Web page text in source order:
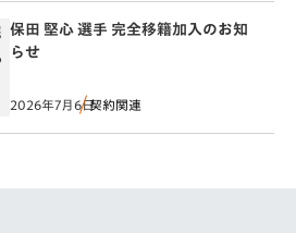
保田 堅心 選手 完全移籍加入のお知
らせ
2026年7月6日契約関連